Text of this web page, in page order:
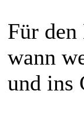
Für
wann
und ins